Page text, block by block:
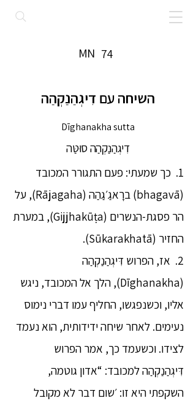
74
MN
השיחה עם דִיגְהַנַקְהַה
Dīghanakha sutta
דִיגְהַנַקְהַה סוּטַּה
1. כך שמעתי: פעם התגורר המכובד
(bhagavā) ברָאגַ׳גַהַה (Rājagaha), על
הר פסגת-הנשרים (Gijjhakūṭa), במערת
החזיר (Sūkarakhatā).
2. אז, הפרוש דִּיגְהַנַקְהַה
(Dīghanakha), הלך אל המכובד, ניגש
אליו, וכשנפגשו, החליף עמו דברי נימוס
נעימים. לאחר שיחה ידידותית, הוא נעמד
לצידו. וכשעמד כך, אמר הפרוש
דִּיגְהַנַקְהַה למכובד: “אדון גוטמה,
השקפתי היא זו: ׳שום דבר לא מקובל